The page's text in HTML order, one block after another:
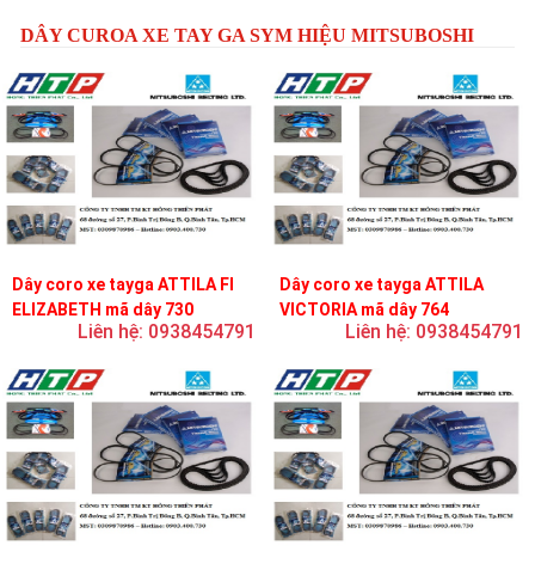
DÂY CUROA XE TAY GA SYM HIỆU MITSUBOSHI
Dây coro xe tayga ATTILA FI
ELIZABETH mã dây 730
Liên hệ: 0938454791
Dây coro xe tayga ATTILA
VICTORIA mã dây 764
Liên hệ: 0938454791